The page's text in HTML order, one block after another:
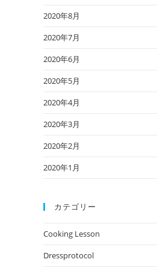
2020年8月
2020年7月
2020年6月
2020年5月
2020年4月
2020年3月
2020年2月
2020年1月
カテゴリー
Cooking Lesson
Dressprotocol